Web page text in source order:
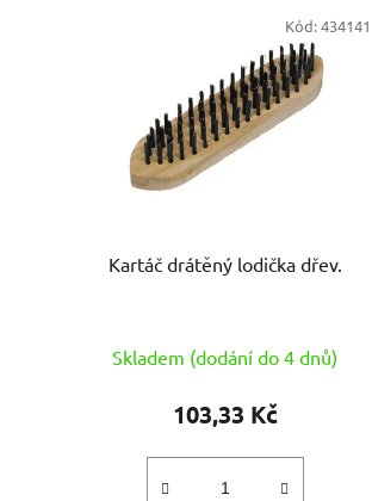
Kartáč drátěný lodička dřev.
Skladem (dodání do 4 dnů)
103,33 Kč
Kód:434141